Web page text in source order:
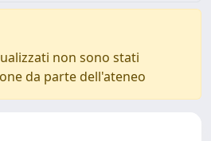
non sono stati
da parte dell'ateneo